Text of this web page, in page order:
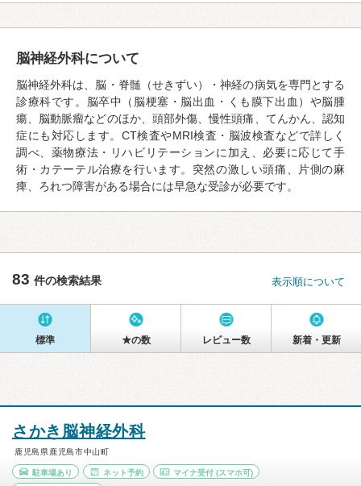
脳神経外科について
脳神経外科は、脳・脊髄（せきずい）・神経の病気を専門とする
診療科です。脳卒中（脳梗塞・脳出血・くも膜下出血）や脳腫
瘍、脳動脈瘤などのほか、頭部外傷、慢性頭痛、てんかん、認知
症にも対応します。CT検査やMRI検査・脳波検査などで詳しく
調べ、薬物療法・リハビリテーションに加え、必要に応じて手
術・カテーテル治療を行います。突然の激しい頭痛、片側の麻
痺、ろれつ障害がある場合には早急な受診が必要です。
83 件の検索結果 表示順について
標準 ★の数 レビュー数 新着・更新
さかき脳神経外科
鹿児島県鹿児島市中山町
駐車場あり ネット予約 マイナ受付 (スマホ可)